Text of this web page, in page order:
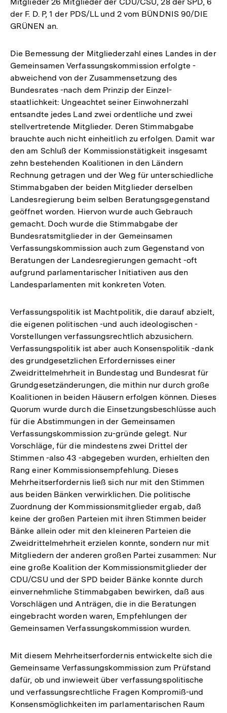
der F. D. P, 1 der PDS/LL und 2 vom BÜNDNIS 90/DIE
GRÜNEN an.
Die Bemessung der Mitgliederzahl eines Landes in der
Gemeinsamen Verfassungskommission erfolgte -
abweichend von der Zusammensetzung des
Bundesrates -nach dem Prinzip der Einzel-
staatlichkeit: Ungeachtet seiner Einwohnerzahl
entsandte jedes Land zwei ordentliche und zwei
stellvertretende Mitglieder. Deren Stimmabgabe
brauchte auch nicht einheitlich zu erfolgen. Damit war
den am Schluß der Kommissionstätigkeit insgesamt
zehn bestehenden Koalitionen in den Ländern
Rechnung getragen und der Weg für unterschiedliche
Stimmabgaben der beiden Mitglieder derselben
Landesregierung beim selben Beratungsgegenstand
geöffnet worden. Hiervon wurde auch Gebrauch
gemacht. Doch wurde die Stimmabgabe der
Bundesratsmitglieder in der Gemeinsamen
Verfassungskommission auch zum Gegenstand von
Beratungen der Landesregierungen gemacht -oft
aufgrund parlamentarischer Initiativen aus den
Landesparlamenten mit konkreten Voten.
Verfassungspolitik ist Machtpolitik, die darauf abzielt,
die eigenen politischen -und auch ideologischen -
Vorstellungen verfassungsrechtlich abzusichern.
Verfassungspolitik ist aber auch Konsenspolitik -dank
des grundgesetzlichen Erfordernisses einer
Zweidrittelmehrheit in Bundestag und Bundesrat für
Grundgesetzänderungen, die mithin nur durch große
Koalitionen in beiden Häusern erfolgen können. Dieses
Quorum wurde durch die Einsetzungsbeschlüsse auch
für die Abstimmungen in der Gemeinsamen
Verfassungskommission zu-gründe gelegt. Nur
Vorschläge, für die mindestens zwei Drittel der
Stimmen -also 43 -abgegeben wurden, erhielten den
Rang einer Kommissionsempfehlung. Dieses
Mehrheitserfordernis ließ sich nur mit den Stimmen
aus beiden Bänken verwirklichen. Die politische
Zuordnung der Kommissionsmitglieder ergab, daß
keine der großen Parteien mit ihren Stimmen beider
Bänke allein oder mit den kleineren Parteien die
Zweidrittelmehrheit erzielen konnte, sondern nur mit
Mitgliedern der anderen großen Partei zusammen: Nur
eine große Koalition der Kommissionsmitglieder der
CDU/CSU und der SPD beider Bänke konnte durch
einvernehmliche Stimmabgaben bewirken, daß aus
Vorschlägen und Anträgen, die in die Beratungen
eingebracht worden waren, Empfehlungen der
Gemeinsamen Verfassungskommission wurden.
Mit diesem Mehrheitserfordernis entwickelte sich die
Gemeinsame Verfassungskommission zum Prüfstand
dafür, ob und inwieweit über verfassungspolitische
und verfassungsrechtliche Fragen Kompromiß-und
Konsensmöglichkeiten im parlamentarischen Raum